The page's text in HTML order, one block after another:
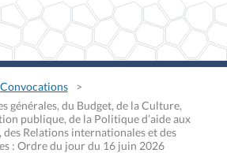
Convocations
générales, du Budget, de la Culture,
publique, de la Politique d’aide aux
des Relations internationales et des
: Ordre du jour du 16 juin 2026